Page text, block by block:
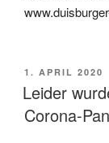
AM
1. APRIL 2020
Leider
Corona-